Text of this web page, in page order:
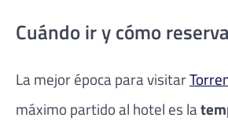
Cuándo ir y cómo
La mejor época para visitar
máximo partido al hotel es la